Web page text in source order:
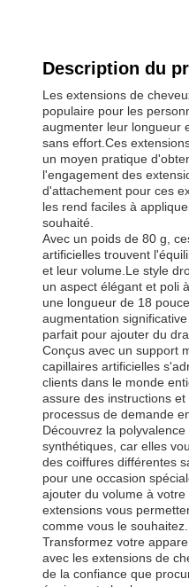
Description du
Les extensions de
populaire pour les
augmenter leur longueur
sans effort.Ces
un moyen pratique
l'engagement des
d'attachement pour ces
les rend faciles à
souhaité.
Avec un poids de 80 g,
artificielles trouvent
et leur volume.Le style
un aspect élégant et poli
une longueur de 18
augmentation
parfait pour ajouter du
Conçus avec un support
capillaires artificielles
clients dans le monde
assure des instructions
processus de demande
Découvrez la
synthétiques, car elles
des coiffures différentes
pour une occasion
ajouter du volume à
extensions vous
comme vous le souhaitez.
Transformez votre
avec les extensions de
de la confiance que